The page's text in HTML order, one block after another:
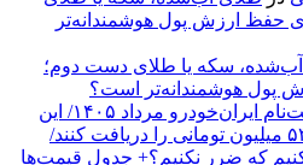
حفظ ارزش پول هوشمندانه‌تر
سکه یا طلای دست دوم؛
پول هوشمندانه‌تر است؟
ثبت‌نام ایران‌خودرو مرداد ۱۴۰۵/ این
افراد می‌توانند سود ا ۵۳۰ میلیون تومانی را دریافت کنند/
که ضرر نکنیم؟+ جدول قیمت‌ها